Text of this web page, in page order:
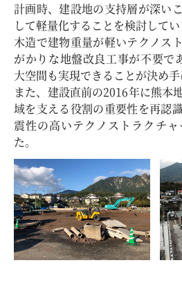
計画時、建設地の支持層が深い
して軽量化することを検討してい
木造で建物重量が軽いテクノス
がかりな地盤改良工事が不要で
大空間も実現できることが決め手
また、建設直前の2016年に熊本
域を支える役割の重要性を再認
震性の高いテクノストラクチ
た。